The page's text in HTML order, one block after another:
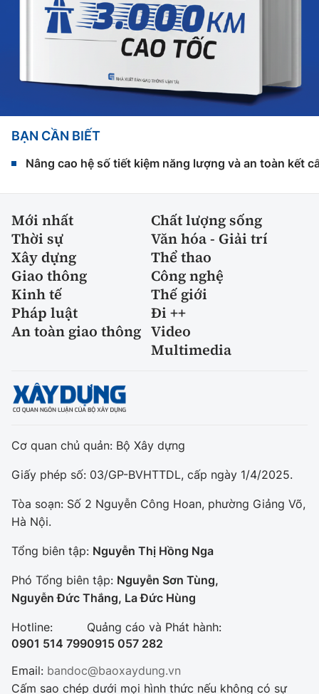
BẠN CẦN BIẾT
Nâng cao hệ số tiết kiệm năng lượng và an toàn kết
Mới nhất
Chất lượng sống
Thời sự
Văn hóa - Giải trí
Xây dựng
Thể thao
Giao thông
Công nghệ
Kinh tế
Thế giới
Pháp luật
Đi ++
An toàn giao thông Video
Multimedia
Cơ quan chủ quản: Bộ Xây dựng
Giấy phép số: 03/GP-BVHTTDL, cấp ngày 1/4/2025.
Tòa soạn: Số 2 Nguyễn Công Hoan, phường Giảng Võ,
Hà Nội.
Tổng biên tập: Nguyễn Thị Hồng Nga
Phó Tổng biên tập: Nguyễn Sơn Tùng,
Nguyễn Đức Thắng, La Đức Hùng
Hotline:
0901 514 799
Quảng cáo và Phát hành:
0915 057 282
Email: bandoc@baoxaydung.vn
Cấm sao chép dưới mọi hình thức nếu không có sự